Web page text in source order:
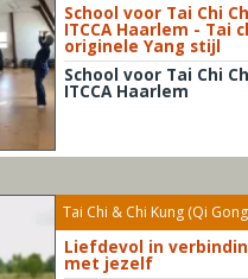
School voor Tai Chi
ITCCA Haarlem - Tai
originele Yang stijl
School voor Tai Chi
ITCCA Haarlem
Tai Chi & Chi Kung (Qi
Liefdevol in
met jezelf